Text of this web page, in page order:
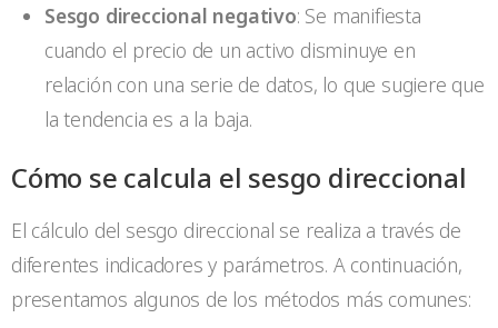
Sesgo direccional negativo: Se manifiesta
cuando el precio de un activo disminuye en
relación con una serie de datos, lo que sugiere que
la tendencia es a la baja.
Cómo se calcula el sesgo direccional
El cálculo del sesgo direccional se realiza a través de
diferentes indicadores y parámetros. A continuación,
presentamos algunos de los métodos más comunes: